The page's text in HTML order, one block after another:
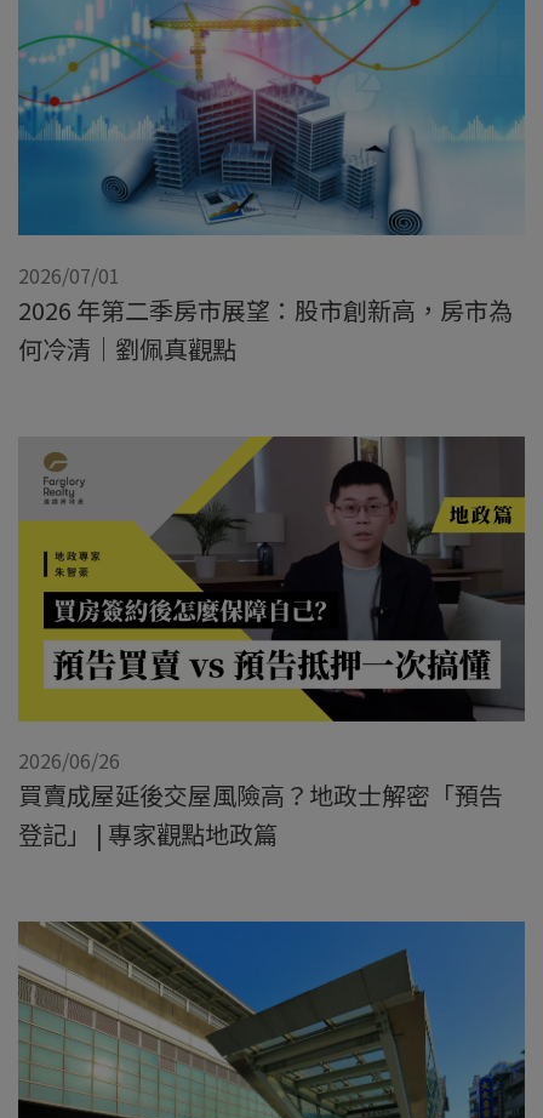
2026/07/01
2026 年第二季房市展望：股市創新高，房市為
何冷清｜劉佩真觀點
2026/06/26
買賣成屋延後交屋風險高？地政士解密「預告
登記」 | 專家觀點地政篇